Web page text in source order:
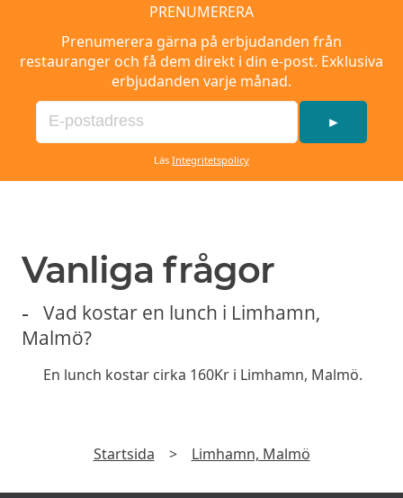
PRENUMERERA
Prenumerera gärna på erbjudanden från
restauranger och få dem direkt i din e-post. Exklusiva
erbjudanden varje månad.
►
Läs Integritetspolicy
Vanliga frågor
Vad kostar en lunch i Limhamn,
Malmö?
En lunch kostar cirka 160Kr i Limhamn, Malmö.
Startsida > Limhamn, Malmö